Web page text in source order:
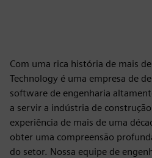
Com uma rica história de mais
Technology é uma empresa de
software de engenharia
a servir a indústria de
experiência de mais de uma
obter uma compreensão
do setor. Nossa equipe de